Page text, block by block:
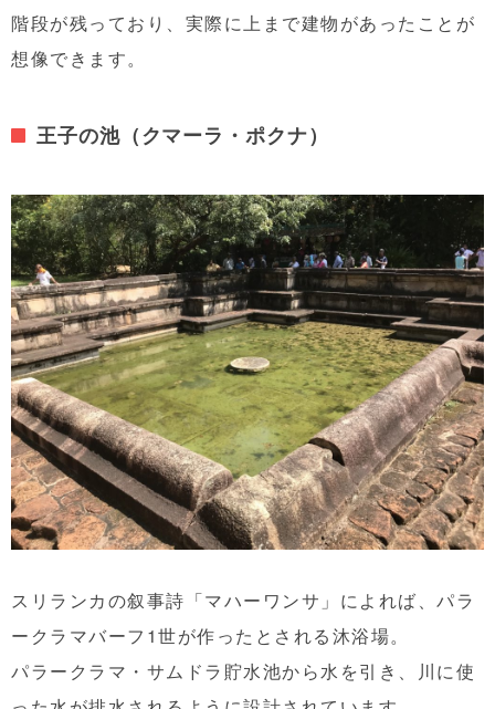
階段が残っており、実際に上まで建物があったことが
想像できます。
王子の池（クマーラ・ポクナ）
スリランカの叙事詩「マハーワンサ」によれば、パラ
ークラマバーフ1世が作ったとされる沐浴場。
パラークラマ・サムドラ貯水池から水を引き、川に使